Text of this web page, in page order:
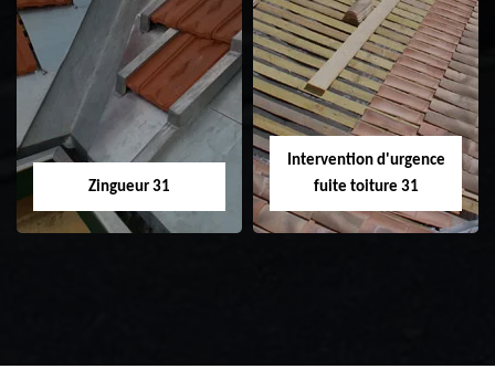
Etanchéité toiture
31
Réparation de
toiture 31
Zingueur 31
Intervention d'urgence
fuite toiture 31